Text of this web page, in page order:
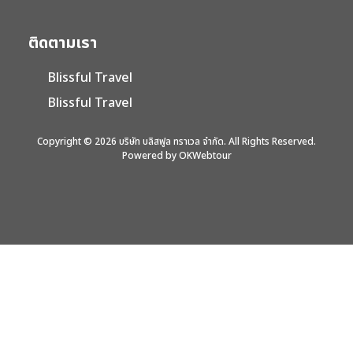
ติดตามเรา
Blissful Travel
Blissful Travel
Copyright © 2026 บริษัท บลิสฟูล ทราเวล จำกัด. All Rights Reserved.
Powered by OKWebtour